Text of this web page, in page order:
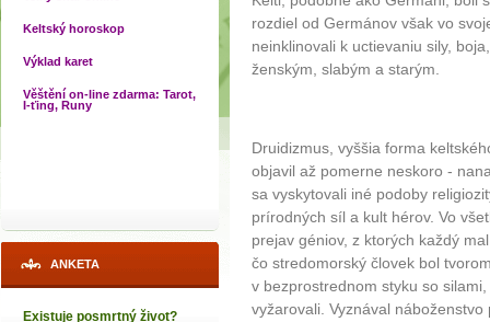
Keltský horoskop
Výklad karet
Věštění on-line zdarma: Tarot,
I-ťing, Runy
ANKETA
Existuje posmrtný život?
rozdiel od Germánov však vo
neinklinovali k uctievaniu sily,
ženským, slabým a starým.
Druidizmus, vyššia forma
objavil až pomerne neskoro -
sa vyskytovali iné podoby
prírodných síl a kult hérov. Vo
prejav géniov, z ktorých každý
čo stredomorský človek bol
v bezprostrednom styku so
vyžarovali. Vyznával